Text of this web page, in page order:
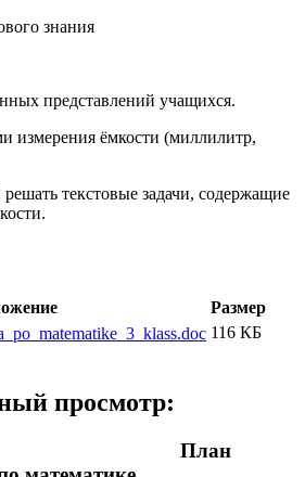
знания
представлений учащихся.
измерения ёмкости (миллилитр,
текстовые задачи, содержащие
Размер
116 КБ
просмотр: